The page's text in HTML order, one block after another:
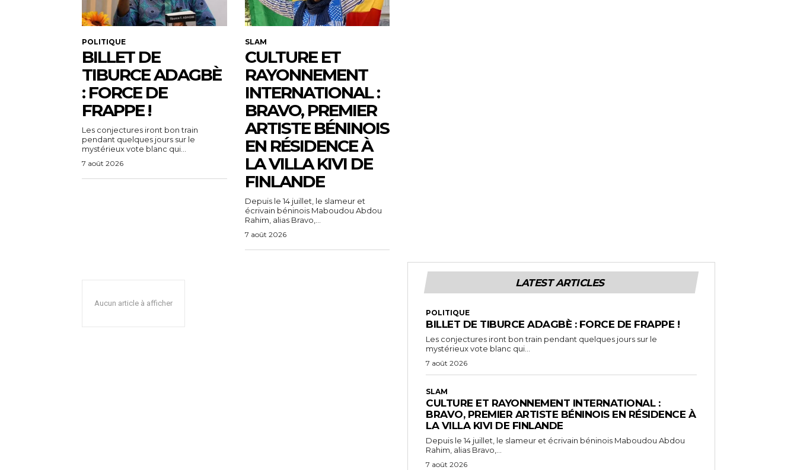
POLITIQUE
BILLET DE
TIBURCE ADAGBÈ
: FORCE DE
FRAPPE !
Les conjectures iront bon train
pendant quelques jours sur le
mystérieux vote blanc qui...
7 août 2026
SLAM
CULTURE ET
RAYONNEMENT
INTERNATIONAL :
BRAVO, PREMIER
ARTISTE BÉNINOIS
EN RÉSIDENCE À
LA VILLA KIVI DE
FINLANDE
Depuis le 14 juillet, le slameur et
écrivain béninois Maboudou Abdou
Rahim, alias Bravo,...
7 août 2026
Aucun article à afficher
LATEST ARTICLES
POLITIQUE
BILLET DE TIBURCE ADAGBÈ : FORCE DE FRAPPE !
Les conjectures iront bon train pendant quelques jours sur le
mystérieux vote blanc qui...
7 août 2026
SLAM
CULTURE ET RAYONNEMENT INTERNATIONAL :
BRAVO, PREMIER ARTISTE BÉNINOIS EN RÉSIDENCE À
LA VILLA KIVI DE FINLANDE
Depuis le 14 juillet, le slameur et écrivain béninois Maboudou Abdou
Rahim, alias Bravo,...
7 août 2026